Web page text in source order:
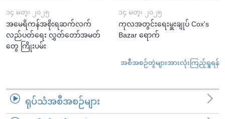
၁၄ မတ္၊ ၂၀၂၅
အမေရိကန်အစိုးရဆက်လက်
လည်ပတ်ရေး လွှတ်တော်အမတ်
တွေ ကြိုးပမ်း
၁၄ မတ္၊ ၂၀၂၅
ကုလအတွင်းရေးမှူးချုပ် Cox's
Bazar ရောက်
အစီအစဉ်တွဲများအားလုံးကြည့်ရှုရန်
ရုပ်သံအစီအစဉ်များ